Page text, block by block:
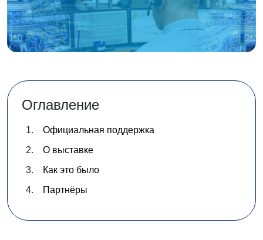
Оглавление
Официальная поддержка
О выставке
Как это было
Партнёры